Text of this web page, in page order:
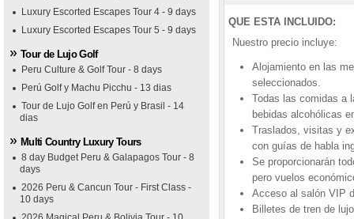
Luxury Escorted Escapes Tour 4 - 9 days
Luxury Escorted Escapes Tour 5 - 9 days
Tour de Lujo Golf
Peru Culture & Golf Tour - 8 days
Perú Golf y Machu Picchu - 13 dias
Tour de Lujo Golf en Perú y Brasil - 14
dias
Multi Country Luxury Tours
8 day Budget Peru & Galapagos Tour - 8
days
2026 Peru & Cancun Tour - First Class -
10 days
QUE ESTA INCLUIDO:
Nuestro precio incluye:
Alojamiento en las
seleccionados.
Todas las comidas a
bebidas alcohólicas
Traslados, visitas y
con guías de habla
Se proporcionarán
pero vuelos
Acceso al salón VIP
Billetes de tren de